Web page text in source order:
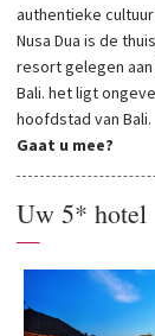
authentieke
Nusa Dua is de
resort gelegen
Bali. het ligt
hoofdstad van Bali.
Gaat u mee?
Uw 5* hotel
—